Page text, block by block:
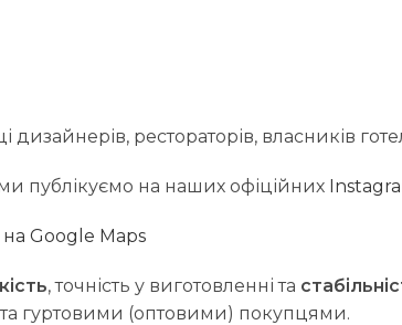
рестораторів, власників
ми публікуємо на наших офіційних
на Google Maps
, точність у виготовленні та
та гуртовими (оптовими) покупцями.